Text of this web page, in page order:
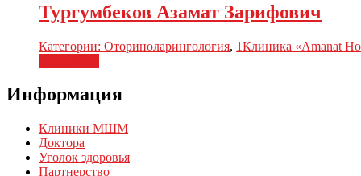
Тургумбеков Азамат Зарифович
Категории: Оториноларингология, 1Клиника «Amanat
Информация
Клиники МШМ
Доктора
Уголок здоровья
Партнерство